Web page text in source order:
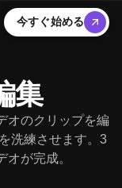
今すぐ始める
集
オのクリップを編
洗練させます。3
が完成。